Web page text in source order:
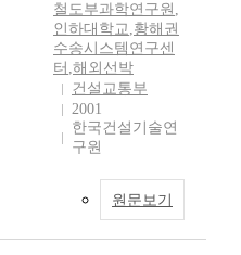
철도부과학연구원 ,
인하대학교,황해권
수송시스템연구센
터 ,해외선박
건설교통부
2001
한국건설기술연
구원
원문보기